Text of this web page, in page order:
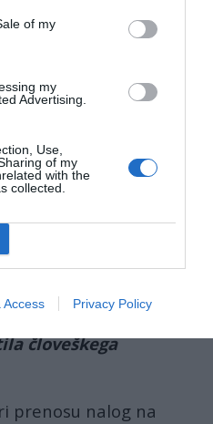
of my
my
Advertising.
Use,
of my
with the
collected.
Access Privacy Policy
namen.
with the
), controlling
air defense
umetne inteligence,
v prihodnjih
inteligenca lahko
človeškega
prenosu nalog na